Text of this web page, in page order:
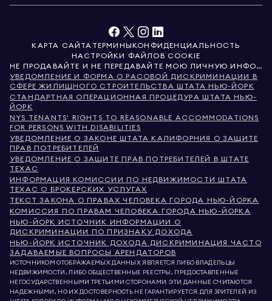
КАРТА САЙТА ТЕРМИНЫКОНФИДЕНЦИАЛЬНОСТЬ
НАСТРОЙКИ ФАЙЛОВ COOKIE
НЕ ПРОДАВАЙТЕ И НЕ ПЕРЕДАВАЙТЕ МОЮ ЛИЧНУЮ ИНФОРМАЦИЮ
УВЕДОМЛЕНИЕ И ФОРМА О РАСОВОЙ ДИСКРИМИНАЦИИ В
СФЕРЕ ЖИЛИЩНОГО СТРОИТЕЛЬСТВА ШТАТА НЬЮ-ЙОРК
СТАНДАРТНАЯ ОПЕРАЦИОННАЯ ПРОЦЕДУРА ШТАТА НЬЮ-
ЙОРК
NYS TENANTS' RIGHTS TO REASONABLE ACCOMMODATIONS
FOR PERSONS WITH DISABILITIES
УВЕДОМЛЕНИЕ О ЗАКОНЕ ШТАТА КАЛИФОРНИЯ О ЗАЩИТЕ
ПРАВ ПОТРЕБИТЕЛЕЙ
УВЕДОМЛЕНИЕ О ЗАЩИТЕ ПРАВ ПОТРЕБИТЕЛЕЙ В ШТАТЕ
ТЕХАС
ИНФОРМАЦИЯ КОМИССИИ ПО НЕДВИЖИМОСТИ ШТАТА
ТЕХАС О БРОКЕРСКИХ УСЛУГАХ
ТЕКСТ ЗАКОНА О ПРАВАХ ЧЕЛОВЕКА ГОРОДА НЬЮ-ЙОРКА
КОМИССИЯ ПО ПРАВАМ ЧЕЛОВЕКА ГОРОДА НЬЮ-ЙОРКА
НЬЮ-ЙОРК ИСТОЧНИК ИНФОРМАЦИИ О
ДИСКРИМИНАЦИИ ПО ПРИЗНАКУ ДОХОДА
НЬЮ-ЙОРК ИСТОЧНИК ДОХОДА ДИСКРИМИНАЦИЯ ЧАСТО
ЗАДАВАЕМЫЕ ВОПРОСЫ АРЕНДАТОРОВ
ИСТОЧНИКОМ ОТОБРАЖАЕМЫХ ДАННЫХ ЯВЛЯЕТСЯ ЛИБО ВЛАДЕЛЬЦЫ
НЕДВИЖИМОСТИ, ЛИБО ОБЩЕСТВЕННЫЕ РЕЕСТРЫ, ПРЕДОСТАВЛЕННЫЕ
НЕГОСУДАРСТВЕННЫМИ ТРЕТЬИМИ СТОРОНАМИ. ЭТИ ДАННЫЕ СЧИТАЮТСЯ
НАДЕЖНЫМИ, НО ИХ ДОСТОВЕРНОСТЬ НЕ ГАРАНТИРУЕТСЯ. ДЛЯ ЗРИТЕЛЕЙ ИЗ